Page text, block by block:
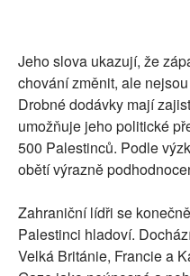
Jeho slova ukazují, že
chování změnit, ale
Drobné dodávky mají
umožňuje jeho politické
500 Palestinců. Podle
obětí výrazně
Zahraniční lídři se
Palestinci hladoví.
Velká Británie, Francie a